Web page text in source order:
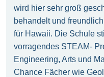
wird hier sehr groß
behandelt und
für Hawaii. Die Schule
vorragendes STEAM-
Engineering, Arts und
Chance Fächer wie